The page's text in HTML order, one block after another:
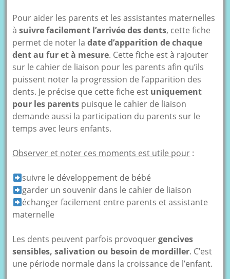
Pour aider les parents et les assistantes maternelles
àsuivre facilement l’arrivée des dents, cette fiche
permet de noter ladate d’apparition de chaque
dent au fur et à mesure. Cette fiche est à rajouter
sur le cahier de liaison pour les parents afin qu’ils
puissent noter la progression de l’apparition des
dents. Je précise que cette fiche est uniquement
pour les parents puisque le cahier de liaison
demande aussi la participation du parents sur le
temps avec leurs enfants.
Observer et noter ces moments est utile pour :
suivre le développement de bébé
garder un souvenir dans le cahier de liaison
échanger facilement entre parents et assistante
maternelle
Les dents peuvent parfois provoquergencives
sensibles, salivation ou besoin de mordiller. C’est
une période normale dans la croissance de l’enfant.